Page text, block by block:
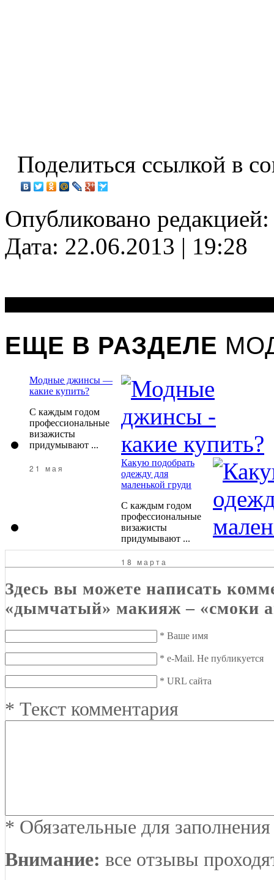
Поделиться ссылкой в
Опубликовано
Дата: 22.06.2013 | 19:28
ЕЩЕ В РАЗДЕЛЕ
Модные джинсы —
какие купить?
С каждым годом
профессиональные
визажисты
придумывают ...
21 мая
Какую подобрать
одежду для
маленькой груди
С каждым годом
профессиональные
визажисты
придумывают ...
18 марта
Здесь вы можете написать
«дымчатый» макияж – «смоки
* Ваше имя
* e-Mail. Не публикуется
* URL сайта
* Текст комментария
* Обязательные для
Внимание: все отзывы